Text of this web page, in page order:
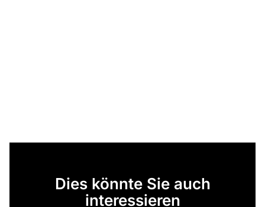
Dies könnte Sie auch
interessieren